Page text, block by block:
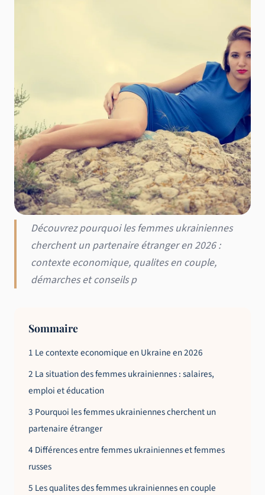
Découvrez pourquoi les femmes ukrainiennes
cherchent un partenaire étranger en 2026 :
contexte economique, qualites en couple,
démarches et conseils p
Sommaire
1 Le contexte economique en Ukraine en 2026
2 La situation des femmes ukrainiennes : salaires,
emploi et éducation
3 Pourquoi les femmes ukrainiennes cherchent un
partenaire étranger
4 Différences entre femmes ukrainiennes et femmes
russes
5 Les qualites des femmes ukrainiennes en couple